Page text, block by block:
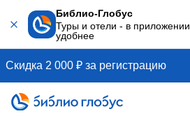
Библио-Глобус
Туры и отели - в приложении
удобнее
Скидка 2 000 ₽ за регистрацию